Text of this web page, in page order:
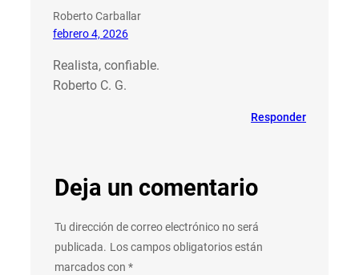
Roberto Carballar
febrero 4, 2026
Realista, confiable.
Roberto C. G.
Responder
Deja un comentario
Tu dirección de correo electrónico no será
publicada. Los campos obligatorios están
marcados con *